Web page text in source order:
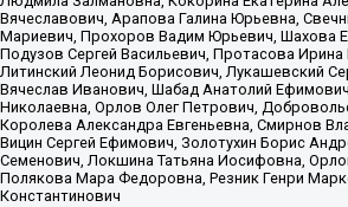
Вячеславович, Арапова Галина Юрьевна,
Мариевич, Прохоров Вадим Юрьевич, Шахова
Подузов Сергей Васильевич, Протасова Ирина
Литинский Леонид Борисович, Лукашевский
Вячеслав Иванович, Шабад Анатолий
Николаевна, Орлов Олег Петрович,
Королева Александра Евгеньевна, Смирнов
Вицин Сергей Ефимович, Золотухин Борис
Семенович, Локшина Татьяна Иосифовна,
Полякова Мара Федоровна, Резник Генри
Константинович